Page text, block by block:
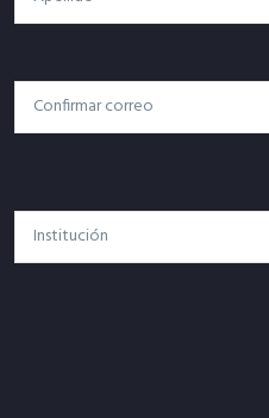
Confirmar Correo
Institución